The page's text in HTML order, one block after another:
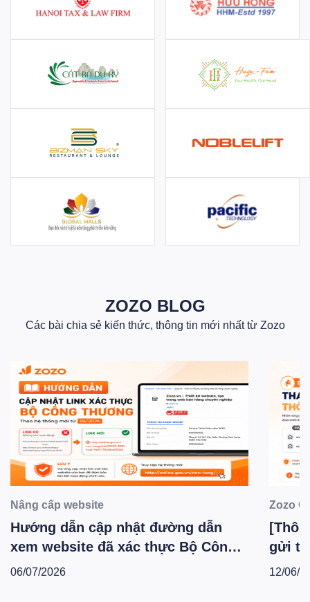
ZOZO BLOG
Các bài chia sẻ kiến thức, thông tin mới nhất từ Zozo
Nâng cấp website
Hướng dẫn cập nhật đường dẫn
xem website đã xác thực Bộ Công
Thương theo hệ thống mới -
06/07/2026
Zozo
gửi
Zozo
12/06/